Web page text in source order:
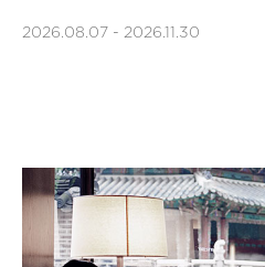
2026.08.07 - 2026.11.30